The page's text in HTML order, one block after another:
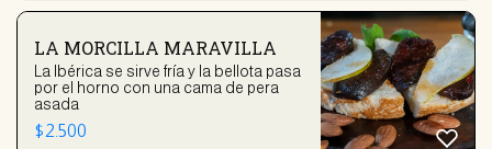
LA MORCILLA MARAVILLA
La Ibérica se sirve fría y la bellota pasa
por el horno con una cama de pera
asada
$2.500